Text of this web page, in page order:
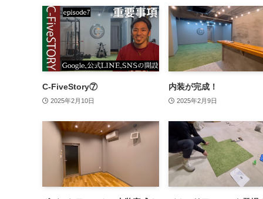
C-FiveStory⑦
2025年2月10日
内装が完成！
2025年2月9日